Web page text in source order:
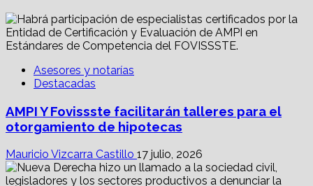
Asesores y notarías
Destacadas
AMPI Y Fovissste facilitarán talleres para el
otorgamiento de hipotecas
Mauricio Vizcarra Castillo 17 julio, 2026